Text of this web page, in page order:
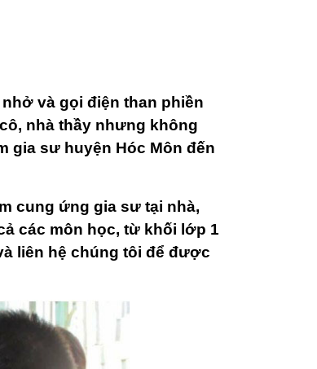
và gọi điện than phiền
nhà thầy nhưng không
gia sư huyện Hóc Môn đến
cung ứng gia sư tại nhà,
các môn học, từ khối lớp 1
liên hệ chúng tôi để được